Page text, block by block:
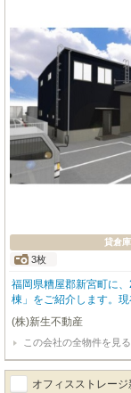
貸倉
3枚
福岡県糟屋郡新宮町に
棟」をご紹介します。
たりの貸倉庫・貸工場
と、日々のアクセスも
9.35㎡を誇り、無料駐
時も安心です。室内は
けられており、男女別
す。24時間セキュリテ
(株)新生不動産
この会社の全物件を見る
オフィスストレー